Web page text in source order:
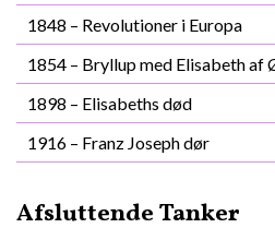
1848 – Revolutioner i Europa
1854 – Bryllup med Elisabeth af
1898 – Elisabeths død
1916 – Franz Joseph dør
Afsluttende Tanker